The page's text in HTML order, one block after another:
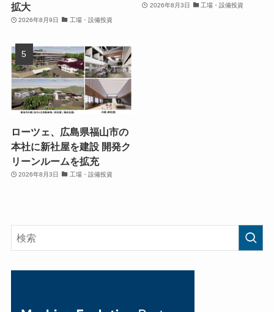
拡大
2026年8月9日 工場・設備投資
2026年8月3日 工場・設備投資
ローツェ、広島県福山市の
本社に新社屋を建設 開発ク
リーンルームを拡充
2026年8月3日 工場・設備投資